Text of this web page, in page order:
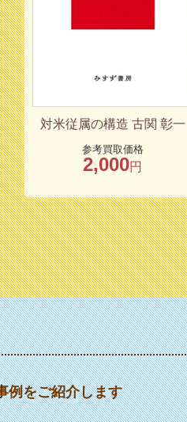
対米従属の構造 古関 彰一
参考買取価格
2,000円
例をご紹介します